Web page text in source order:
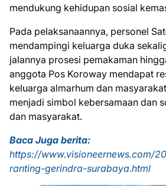
mendukung kehidupan sosial
Pada pelaksanaannya, personel
mendampingi keluarga duka
jalannya prosesi pemakaman
anggota Pos Koroway mendapat
keluarga almarhum dan
menjadi simbol kebersamaan dan
dan masyarakat.
Baca Juga berita:
https://www.visioneernews.com/
ranting-gerindra-surabaya.html